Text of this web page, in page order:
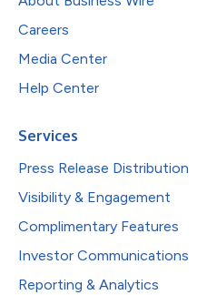
Careers
Media Center
Help Center
Services
Press Release Distribution
Visibility & Engagement
Complimentary Features
Investor Communications
Reporting & Analytics